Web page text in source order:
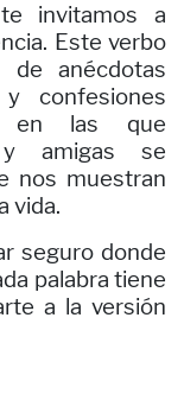
invitamos a
Este verbo
anécdotas
confesiones
en las que
y amigas se
nos muestran
vida.
seguro donde
palabra tiene
a la versión